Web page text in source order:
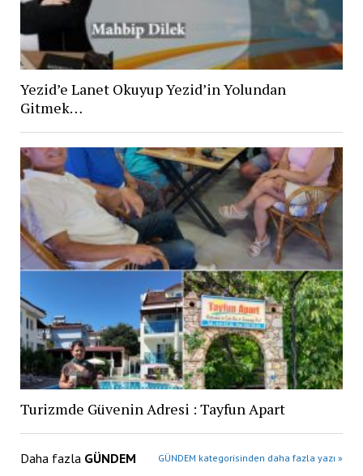
Yezid’e Lanet Okuyup Yezid’in Yolundan
Gitmek…
Turizmde Güvenin Adresi : Tayfun Apart
Daha fazla GÜNDEM GÜNDEM kategorisinden daha fazla yazı »